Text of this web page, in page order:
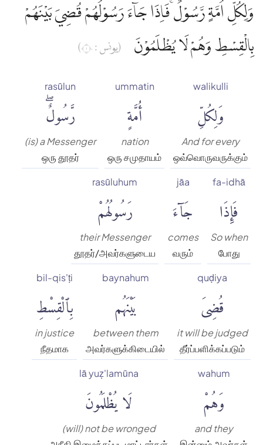
وَلِكُلِّ اُمَّةٍ رَّسُوْلٌ ۚفَاِذَا جَاۤءَ رَسُوْلُهُمْ قُضِيَ بَيْنَهُمْ
بِالْقِسْطِ وَهُمْ لَا يُظْلَمُوْنَ
(يونس : ١٠)
walikulli
وَلِكُلِّ
And for every
ஒவ்வொருவருக்கும்
ummatin
أُمَّةٍ
nation
ஒரு சமுதாயம்
rasūlun
رَّسُولٌۖ
(is) a Messenger
ஒரு தூதர்
fa-idhā
فَإِذَا
So when
போது
jāa
جَآءَ
comes
வரும்
rasūluhum
رَسُولُهُمْ
their Messenger
தூதர்/அவர்களுடைய
quḍiya
قُضِىَ
it will be judged
தீர்ப்பளிக்கப்படும்
baynahum
بَيْنَهُم
between them
அவர்களுக்கிடையில்
bil-qis'ṭi
بِٱلْقِسْطِ
in justice
நீதமாக
wahum
وَهُمْ
and they
lā yuẓ'lamūna
لَا يُظْلَمُونَ
(will) not be wronged